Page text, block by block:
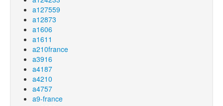
a127559
a12873
a1606
a1611
a210france
a3916
a4187
a4210
a4757
a9-france